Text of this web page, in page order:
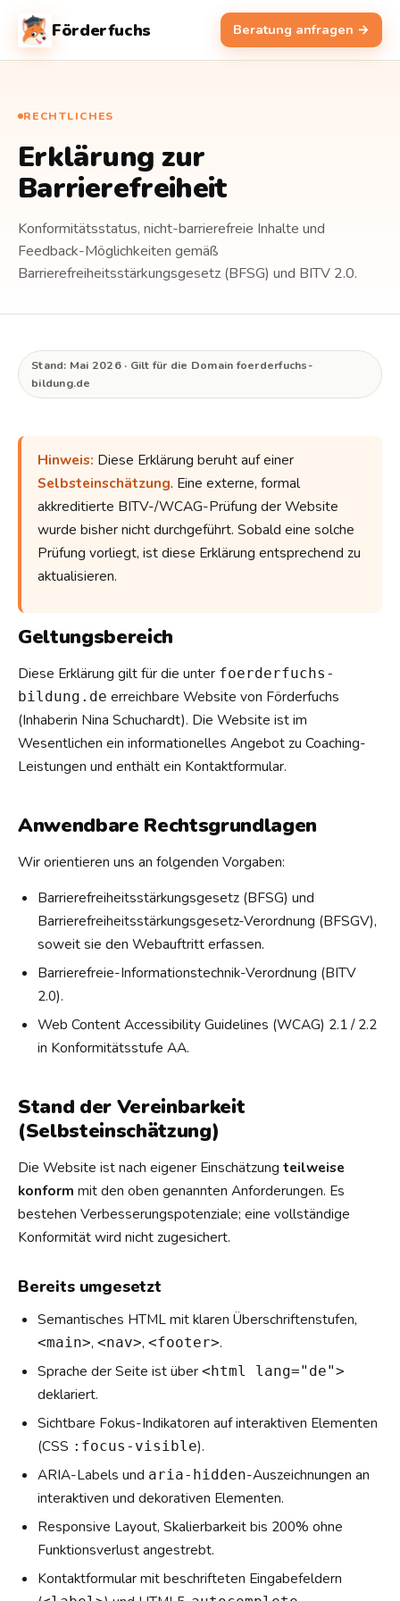
Förderfuchs Beratung anfragen →
RECHTLICHES
Erklärung zur
Barrierefreiheit
Konformitätsstatus, nicht-barrierefreie Inhalte und
Feedback-Möglichkeiten gemäß
Barrierefreiheitsstärkungsgesetz (BFSG) und BITV 2.0.
Stand: Mai 2026 · Gilt für die Domain foerderfuchs-
bildung.de
Hinweis: Diese Erklärung beruht auf einer
Selbsteinschätzung. Eine externe, formal
akkreditierte BITV-/WCAG-Prüfung der Website
wurde bisher nicht durchgeführt. Sobald eine solche
Prüfung vorliegt, ist diese Erklärung entsprechend zu
aktualisieren.
Geltungsbereich
Diese Erklärung gilt für die unter foerderfuchs-
bildung.de erreichbare Website von Förderfuchs
(Inhaberin Nina Schuchardt). Die Website ist im
Wesentlichen ein informationelles Angebot zu Coaching-
Leistungen und enthält ein Kontaktformular.
Anwendbare Rechtsgrundlagen
Wir orientieren uns an folgenden Vorgaben:
Barrierefreiheitsstärkungsgesetz (BFSG) und
Barrierefreiheitsstärkungsgesetz-Verordnung (BFSGV),
soweit sie den Webauftritt erfassen.
Barrierefreie-Informationstechnik-Verordnung (BITV
2.0).
Web Content Accessibility Guidelines (WCAG) 2.1 / 2.2
in Konformitätsstufe AA.
Stand der Vereinbarkeit
(Selbsteinschätzung)
Die Website ist nach eigener Einschätzung teilweise
konform mit den oben genannten Anforderungen. Es
bestehen Verbesserungspotenziale; eine vollständige
Konformität wird nicht zugesichert.
Bereits umgesetzt
Semantisches HTML mit klaren Überschriftenstufen,
<main>, <nav>, <footer>.
Sprache der Seite ist über <html lang="de">
deklariert.
Sichtbare Fokus-Indikatoren auf interaktiven Elementen
(CSS :focus-visible).
ARIA-Labels und aria-hidden-Auszeichnungen an
interaktiven und dekorativen Elementen.
Responsive Layout, Skalierbarkeit bis 200% ohne
Funktionsverlust angestrebt.
Kontaktformular mit beschrifteten Eingabefeldern